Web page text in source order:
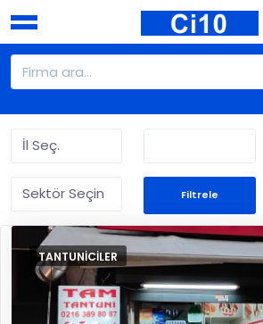
Filtrele
TANTUNICILER